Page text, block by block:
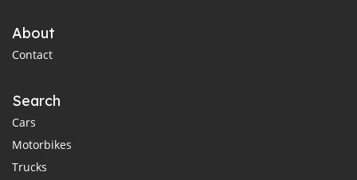
About
Contact
Search
Cars
Motorbikes
Trucks